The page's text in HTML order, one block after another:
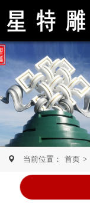
当前位置： 首页 >